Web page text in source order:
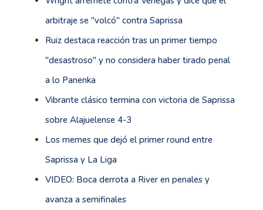
arbitraje se ''volcó'' contra Saprissa
Ruiz destaca reacción tras un primer tiempo
''desastroso'' y no considera haber tirado penal
a lo Panenka
Vibrante clásico termina con victoria de Saprissa
sobre Alajuelense 4-3
Los memes que dejó el primer round entre
Saprissa y La Liga
VIDEO: Boca derrota a River en penales y
avanza a semifinales